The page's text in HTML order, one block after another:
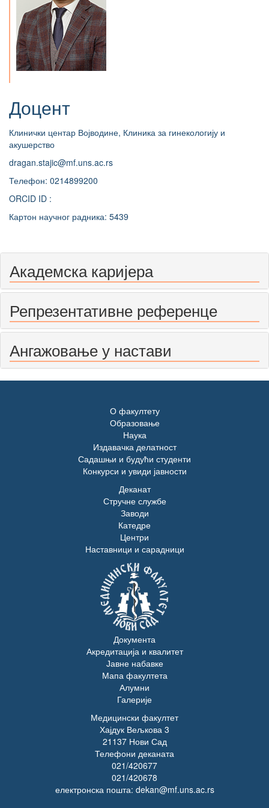
Доцент
Клинички центар Војводине, Клиника за гинекологију и
акушерство
dragan.stajic@mf.uns.ac.rs
Телефон: 0214899200
ORCID ID :
Картон научног радника: 5439
Академска каријера
Репрезентативне референце
Ангажовање у настави
О факултету
Образовање
Наука
Издавачка делатност
Садашњи и будући студенти
Конкурси и увиди јавности
Деканат
Стручне службе
Заводи
Катедре
Центри
Наставници и сарадници
Документа
Акредитација и квалитет
Јавне набавке
Мапа факултета
Алумни
Галерије
Медицински факултет
Хајдук Вељкова 3
21137 Нови Сад
Телефони деканата
021/420677
021/420678
електронска пошта: dekan@mf.uns.ac.rs